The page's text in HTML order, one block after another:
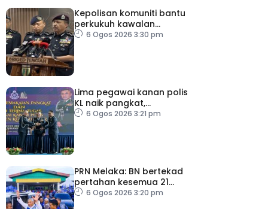
Kepolisan komuniti bantu
perkukuh kawalan
sempadan, kekang
6 Ogos 2026 3:30 pm
Lima pegawai kanan polis
KL naik pangkat,
perkukuh kepimpinan
6 Ogos 2026 3:21 pm
PRN Melaka: BN bertekad
pertahan kesemua 21
kerusi, terbuka sebarang
6 Ogos 2026 3:20 pm